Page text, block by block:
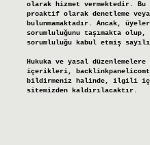
olarak hizmet vermektedir.
proaktif olarak denetleme veya
bulunmamaktadır. Ancak,
sorumluluğunu taşımakta
sorumluluğu kabul etmiş
Hukuka ve yasal düzenlemelere
içerikleri,
bildirmeniz halinde, ilgili
sitemizden kaldırılacaktır.